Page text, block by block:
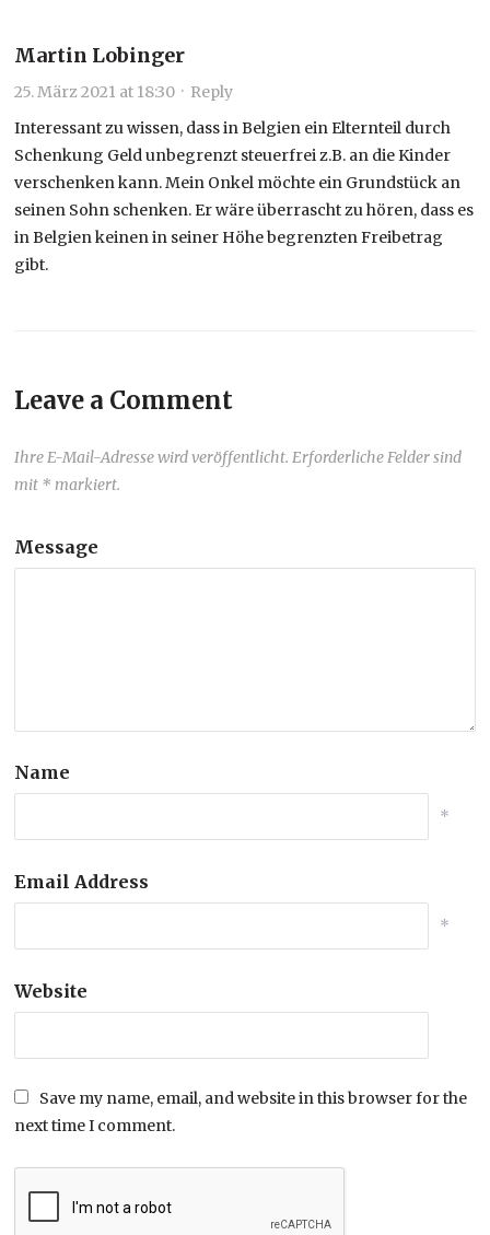
Martin Lobinger
25. März 2021 at 18:30 · Reply
Interessant zu wissen, dass in Belgien ein Elternteil durch
Schenkung Geld unbegrenzt steuerfrei z.B. an die Kinder
verschenken kann. Mein Onkel möchte ein Grundstück an
seinen Sohn schenken. Er wäre überrascht zu hören, dass es
in Belgien keinen in seiner Höhe begrenzten Freibetrag
gibt.
Leave a Comment
Ihre E-Mail-Adresse wird veröffentlicht. Erforderliche Felder sind
mit * markiert.
Message
Name
*
Email Address
*
Website
Save my name, email, and website in this browser for the
next time I comment.